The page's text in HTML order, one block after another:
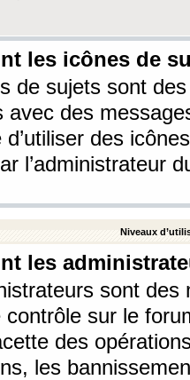
les icônes de
de sujets sont
avec des
d’utiliser des
l’administrateur
Niveaux
les
sont
contrôle sur le
des
les